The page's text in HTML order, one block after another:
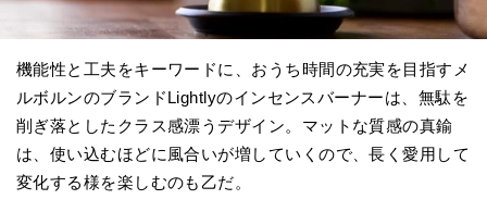
機能性と工夫をキーワードに、おうち時間の充実を目指すメ
ルボルンのブランドLightlyのインセンスバーナーは、無駄を
削ぎ落としたクラス感漂うデザイン。マットな質感の真鍮
は、使い込むほどに風合いが増していくので、長く愛用して
変化する様を楽しむのも乙だ。